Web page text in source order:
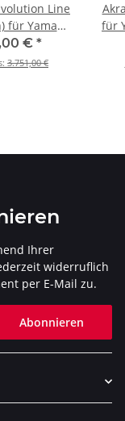
Line
für Yamaha
> 2014 (S-
ZC/2)
€ *
3.751,00 €
für
Ihrer
widerruflich
per E-Mail zu.
Abonnieren